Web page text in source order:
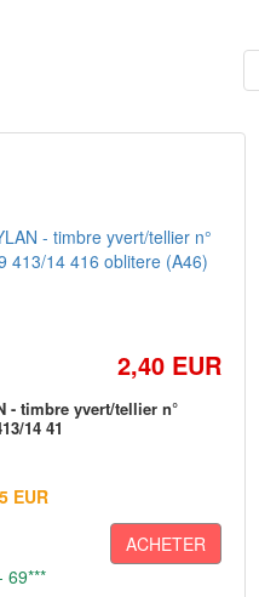
2,40 EUR
- timbre yvert/tellier n°
14 41
EUR
ACHETER